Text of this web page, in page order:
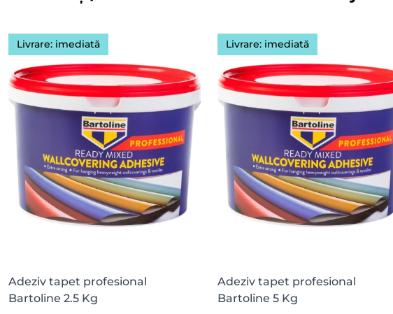
Livrare: imediată
Adeziv tapet profesional
Bartoline 2.5 Kg
Livrare: imediată
Adeziv tapet profesional
Bartoline 5 Kg